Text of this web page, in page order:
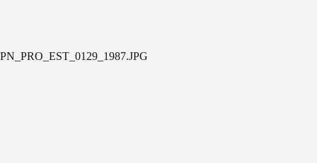
PN_PRO_EST_0129_1987.JPG